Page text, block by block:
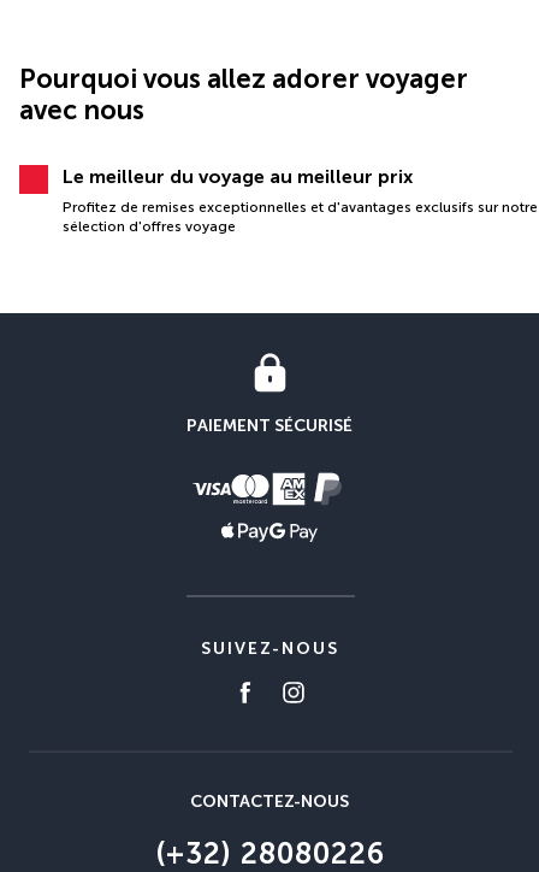
Pourquoi vous allez adorer voyager
avec nous
Le meilleur du voyage au meilleur prix
Profitez de remises exceptionnelles et d'avantages exclusifs sur notre
sélection d'offres voyage
PAIEMENT SÉCURISÉ
SUIVEZ-NOUS
CONTACTEZ-NOUS
(+32) 28080226